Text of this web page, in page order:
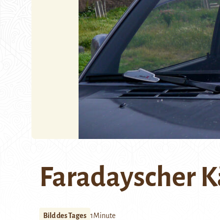
Faradayscher
Bild des Tages 1Minute